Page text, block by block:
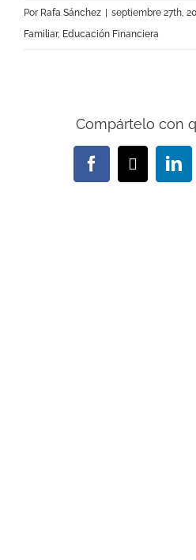
Por Rafa Sánchez | septiembre 27th,
Familiar, Educación Financiera
Compártelo con
Facebook
X